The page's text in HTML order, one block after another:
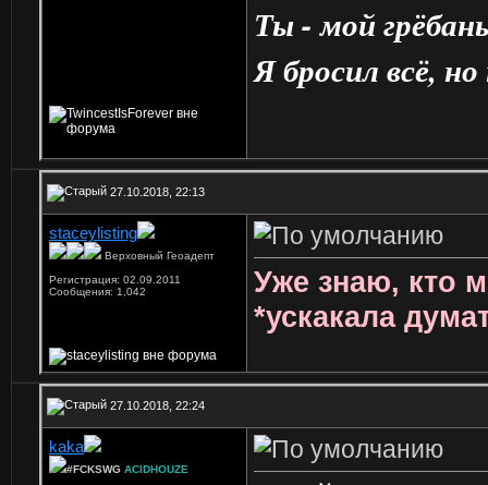
Ты - мой
Я бросил всё,
27.10.2018, 22:13
staceylisting
Верховный Геоадепт
Регистрация: 02.09.2011
Сообщения: 1,042
Уже знаю, кто
*ускакала
27.10.2018, 22:24
kaka
#FCKSWG ACIDHOUZE